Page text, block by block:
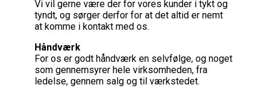
Vi vil gerne være der for vores kunder i tykt og
tyndt, og sørger derfor for at det altid er nemt
at komme i kontakt med os.
Håndværk
For os er godt håndværk en selvfølge, og noget
som gennemsyrer hele virksomheden, fra
ledelse, gennem salg og til værkstedet.